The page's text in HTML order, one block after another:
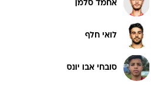
אחמד סלמן
לואי חלף
סובחי אבו יונס